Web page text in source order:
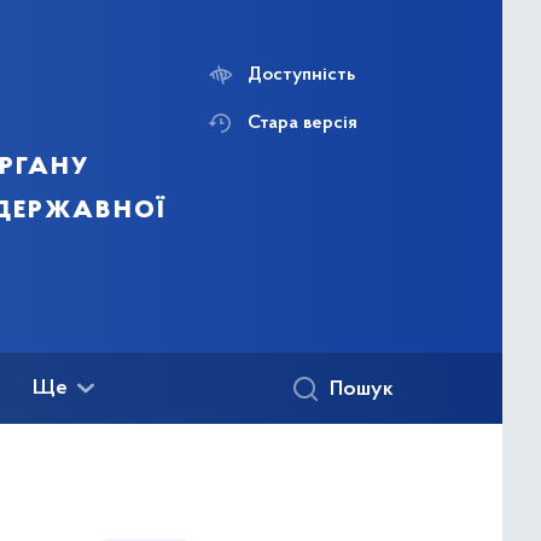
Доступність
Стара версія
Ще Пошук